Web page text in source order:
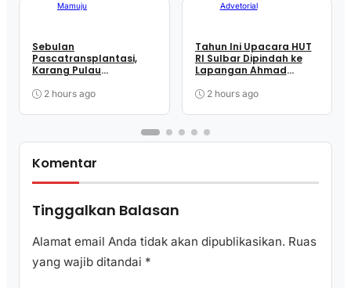
Mamuju
Sebulan
Pascatransplantasi,
Karang Pulau
Dimonitor
2 hours ago
Advetorial
Tahun Ini Upacara HUT
RI Sulbar Dipindah ke
Lapangan Ahmad
2 hours ago
Komentar
Tinggalkan Balasan
Alamat email Anda tidak akan dipublikasikan. Ruas
yang wajib ditandai *